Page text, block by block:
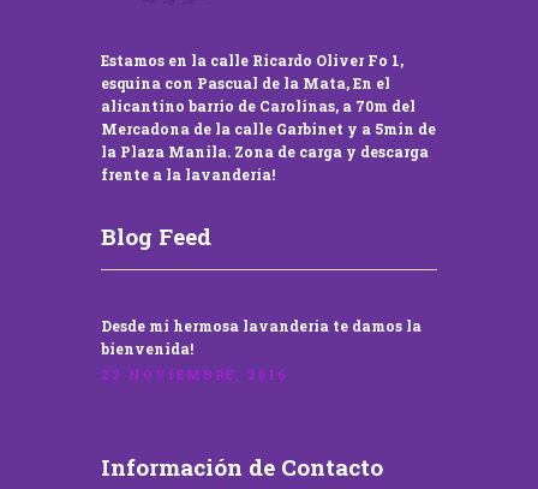
Estamos en la calle Ricardo Oliver Fo 1,
esquina con Pascual de la Mata, En el
alicantino barrio de Carolinas, a 70m del
Mercadona de la calle Garbinet y a 5min de
la Plaza Manila. Zona de carga y descarga
frente a la lavandería!
Blog Feed
Desde mi hermosa lavandería te damos la
bienvenida!
22 NOVIEMBRE, 2016
Información de Contacto